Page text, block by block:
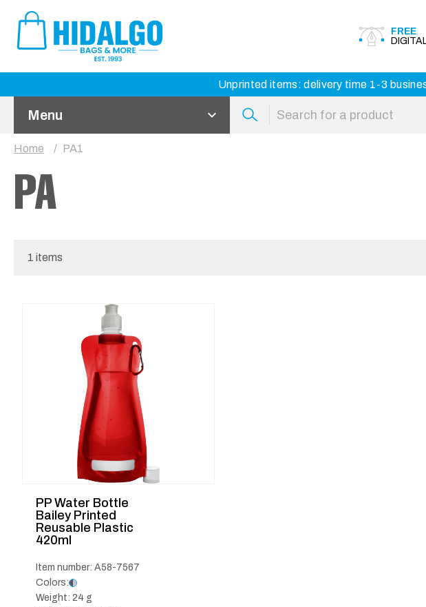
FREE
Unprinted items: delivery time 1-3
Menu
Home PA1
PA
1 items
PP Water Bottle
Bailey Printed
Reusable Plastic
420ml
Item number: A58-7567
Colors:
Weight: 24 g